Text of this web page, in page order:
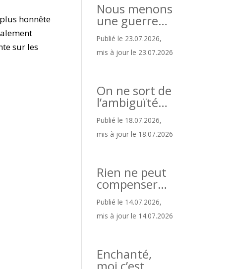
honnête
sur les
Nous menons
une guerre…
Publié le 23.07.2026,
mis à jour le 23.07.2026
On ne sort de
l’ambiguïté…
Publié le 18.07.2026,
mis à jour le 18.07.2026
Rien ne peut
compenser…
Publié le 14.07.2026,
mis à jour le 14.07.2026
Enchanté,